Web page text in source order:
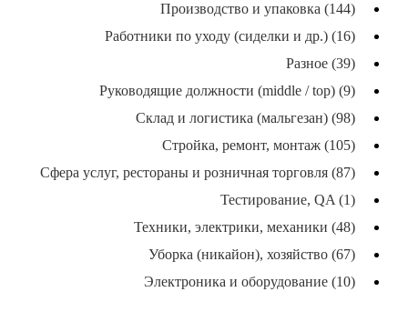
Производство и упаковка (144)
Работники по уходу (сиделки и др.) (16)
Разное (39)
Руководящие должности (middle / top) (9)
Склад и логистика (мальгезан) (98)
Стройка, ремонт, монтаж (105)
Сфера услуг, рестораны и розничная торговля (87)
Тестирование, QA (1)
Техники, электрики, механики (48)
Уборка (никайон), хозяйство (67)
Электроника и оборудование (10)